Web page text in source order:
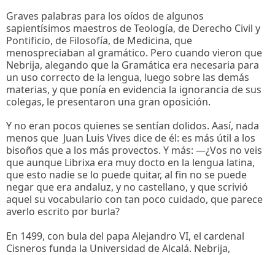
Graves palabras para los oídos de algunos
sapientísimos maestros de Teología, de Derecho Civil y
Pontificio, de Filosofía, de Medicina, que
menospreciaban al gramático. Pero cuando vieron que
Nebrija, alegando que la Gramática era necesaria para
un uso correcto de la lengua, luego sobre las demás
materias, y que ponía en evidencia la ignorancia de sus
colegas, le presentaron una gran oposición.
Y no eran pocos quienes se sentían dolidos. Aasí, nada
menos que Juan Luis Vives dice de él: es más útil a los
bisoños que a los más provectos. Y más: ―¿Vos no veis
que aunque Librixa era muy docto en la lengua latina,
que esto nadie se lo puede quitar, al fin no se puede
negar que era andaluz, y no castellano, y que scrivió
aquel su vocabulario con tan poco cuidado, que parece
averlo escrito por burla?
En 1499, con bula del papa Alejandro VI, el cardenal
Cisneros funda la Universidad de Alcalá. Nebrija,